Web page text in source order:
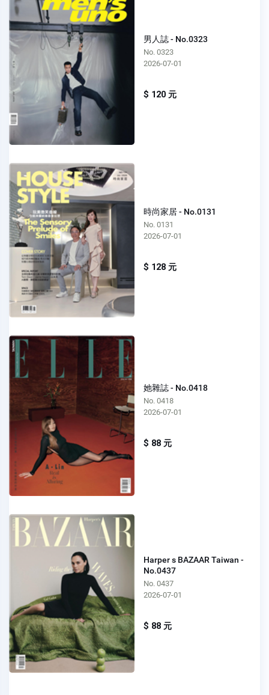
男人誌 - No.0323
No. 0323
2026-07-01
$ 120 元
時尚家居 - No.0131
No. 0131
2026-07-01
$ 128 元
她雜誌 - No.0418
No. 0418
2026-07-01
$ 88 元
Harper s BAZAAR Taiwan -
No.0437
No. 0437
2026-07-01
$ 88 元